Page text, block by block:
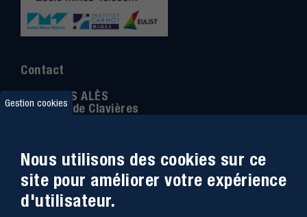
Contact
IMT MINES ALÈS
6 Avenue de Clavières
Téléphone
04 66 78 50 00
Coordonnée GPS:44.13312 - 4.08836
Gestion cookies
Nous utilisons des cookies sur ce
site pour améliorer votre expérience
d'utilisateur.